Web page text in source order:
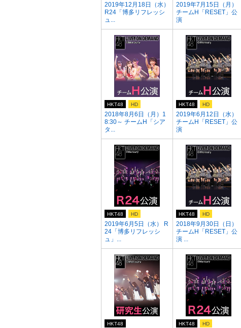
2019年12月18日（水）
R24「博多リフレッシ
ュ...
2019年7月15日（月）
チームH「RESET」公
演
2018年8月6日（月）1
8:30～ チームH「シア
タ...
HKT48 HD
2019年6月12日（水）
チームH「RESET」公
演
HKT48 HD
2019年6月5日（水） R
24「博多リフレッシ
ュ」...
HKT48 HD
2018年9月30日（日）
チームH「RESET」公
演 ...
HKT48 HD
HKT48 HKT48 HD